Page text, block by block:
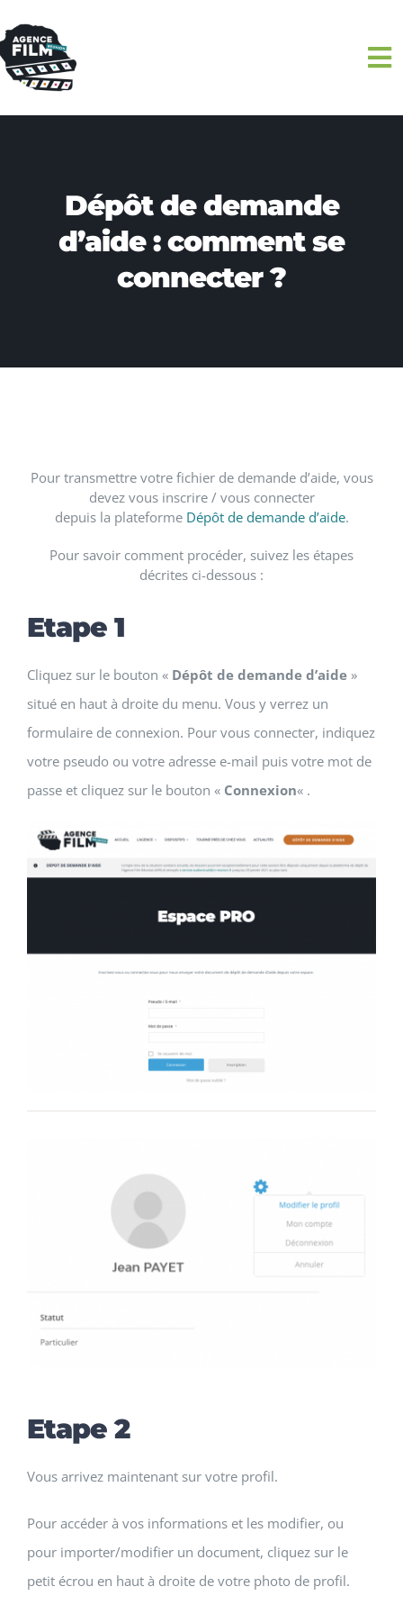
au
contenu
TOURNÉ PRÈS DE CHEZ VOUS
Dépôt de demande
d’aide : comment se
connecter ?
Pour transmettre votre fichier de demande d’aide, vous
devez vous inscrire / vous connecter
depuis la plateforme Dépôt de demande d’aide.
Pour savoir comment procéder, suivez les étapes
décrites ci-dessous :
Etape 1
Cliquez sur le bouton « Dépôt de demande d’aide»
situé en haut à droite du menu. Vous y verrez un
formulaire de connexion. Pour vous connecter, indiquez
votre pseudo ou votre adresse e-mail puis votre mot de
passe et cliquez sur le bouton « Connexion« .
Etape 2
Vous arrivez maintenant sur votre profil.
Pour accéder à vos informations et les modifier, ou
pour importer/modifier un document, cliquez sur le
petit écrou en haut à droite de votre photo de profil.